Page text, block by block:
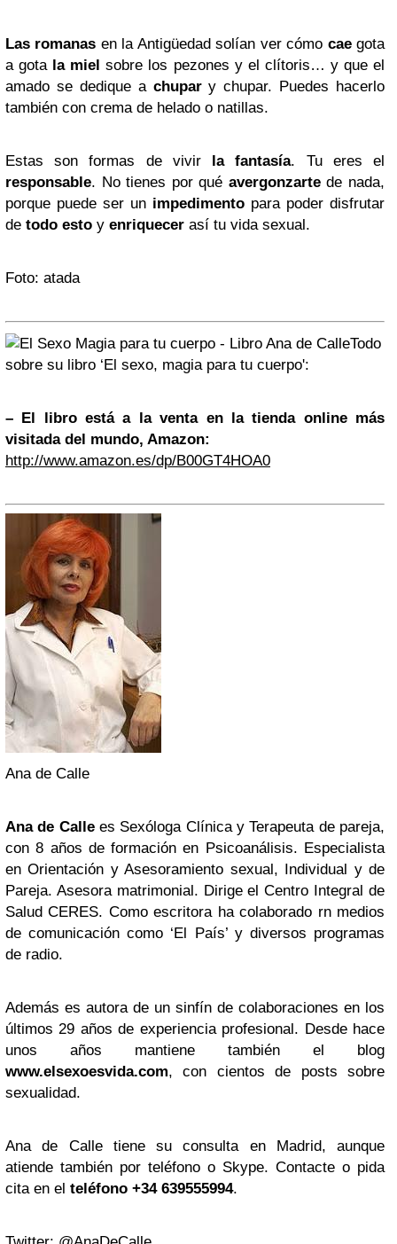
Las romanas en la Antigüedad solían ver cómo caegota
a gota la miel sobre los pezones y el clítoris… y que el
amado se dedique a chupary chupar. Puedes hacerlo
también con crema de helado o natillas.
Estas son formas de vivir la fantasía. Tu eres el
responsable. No tienes por qué avergonzartede nada,
porque puede ser un impedimento para poder disfrutar
de todo esto y enriquecer así tu vida sexual.
Foto: atada
Todo
sobre su libro ‘El sexo, magia para tu cuerpo':
– El libro está a la venta en la tienda online más
visitada del mundo, Amazon:
http://www.amazon.es/dp/B00GT4HOA0
Ana de Calle
Ana de Callees Sexóloga Clínica y Terapeuta de pareja,
con 8 años de formación en Psicoanálisis. Especialista
en Orientación y Asesoramiento sexual, Individual y de
Pareja. Asesora matrimonial. Dirige el Centro Integral de
Salud CERES. Como escritora ha colaborado rn medios
de comunicación como ‘El País’ y diversos programas
de radio.
Además es autora de un sinfín de colaboraciones en los
últimos 29 años de experiencia profesional. Desde hace
unos años mantiene también el blog
www.elsexoesvida.com, con cientos de posts sobre
sexualidad.
Ana de Calle tiene su consulta en Madrid, aunque
atiende también por teléfono o Skype. Contacte o pida
cita en el teléfono +34 639555994.